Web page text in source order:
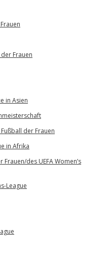
Frauen
in Asien
der Frauen
in Afrika
des UEFA Women’s
League